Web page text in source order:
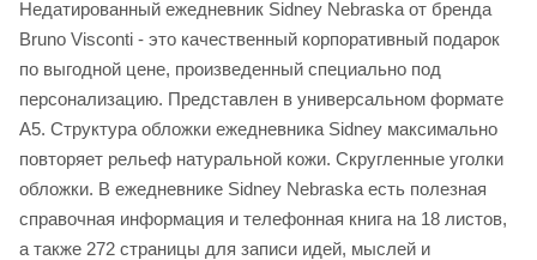
Недатированный ежедневник Sidney Nebraska от бренда
Bruno Visconti - это качественный корпоративный подарок
по выгодной цене, произведенный специально под
персонализацию. Представлен в универсальном формате
А5. Структура обложки ежедневника Sidney максимально
повторяет рельеф натуральной кожи. Скругленные уголки
обложки. В ежедневнике Sidney Nebraska есть полезная
справочная информация и телефонная книга на 18 листов,
а также 272 страницы для записи идей, мыслей и